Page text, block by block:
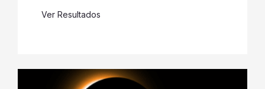
Ver Resultados